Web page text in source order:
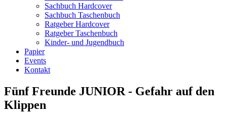
Sachbuch Hardcover
Sachbuch Taschenbuch
Ratgeber Hardcover
Ratgeber Taschenbuch
Kinder- und Jugendbuch
Papier
Events
Kontakt
Fünf Freunde JUNIOR - Gefahr auf den
Klippen